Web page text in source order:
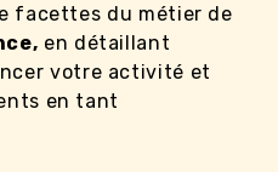
facettes du métier de
en détaillant
votre activité et
en tant